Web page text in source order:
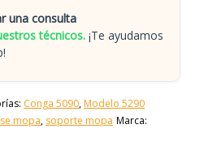
una consulta
técnicos. ¡Te ayudamos
Conga 5090, Modelo 5290
mopa, soporte mopa Marca: